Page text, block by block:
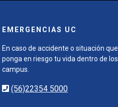
EMERGENCIAS UC
En caso de accidente o situación que
ponga en riesgo tu vida dentro de los
campus.
(56)22354 5000